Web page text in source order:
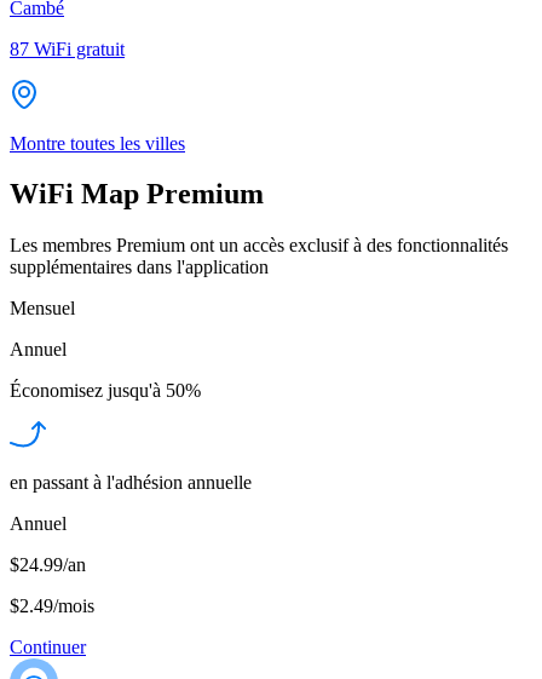
Cambé
87 WiFi gratuit
Montre toutes les villes
WiFi Map Premium
Les membres Premium ont un accès exclusif à des fonctionnalités
supplémentaires dans l'application
Mensuel
Annuel
Économisez jusqu'à 50%
en passant à l'adhésion annuelle
Annuel
$24.99/an
$2.49/mois
Continuer